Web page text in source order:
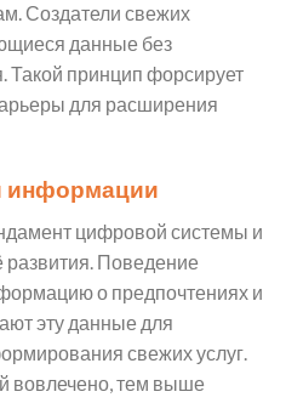
Создатели свежих
данные без
Такой принцип форсирует
для расширения
информации
цифровой системы и
развития. Поведение
о предпочтениях и
эту данные для
свежих услуг.
вовлечено, тем выше